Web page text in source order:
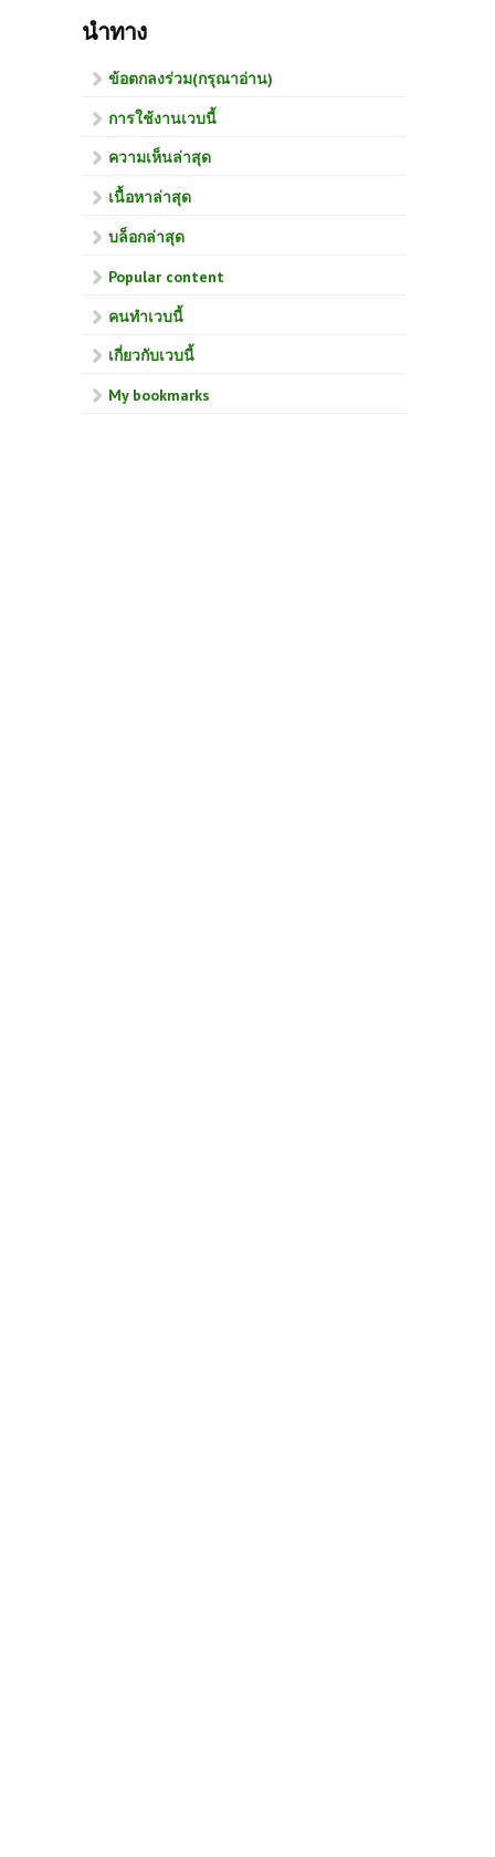
นำทาง
ข้อตกลงร่วม(กรุณาอ่าน)
การใช้งานเวบนี้
ความเห็นล่าสุด
เนื้อหาล่าสุด
บล็อกล่าสุด
Popular content
คนทำเวบนี้
เกี่ยวกับเวบนี้
My bookmarks